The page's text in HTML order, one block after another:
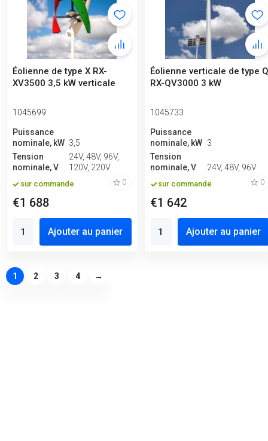
Éolienne de type X RX-
XV3500 3,5 kW verticale
1045699
Puissance
nominale, kW 3,5
Tension
nominale, V
24V, 48V, 96V,
120V, 220V
sur commande 0
€1 688
Ajouter au panier
Éolienne verticale de type
RX-QV3000 3 kW
1045733
Puissance
nominale, kW 3
Tension
nominale, V
24V, 48V, 96V
sur commande 0
€1 642
Ajouter au panier
1 2 3 4 →